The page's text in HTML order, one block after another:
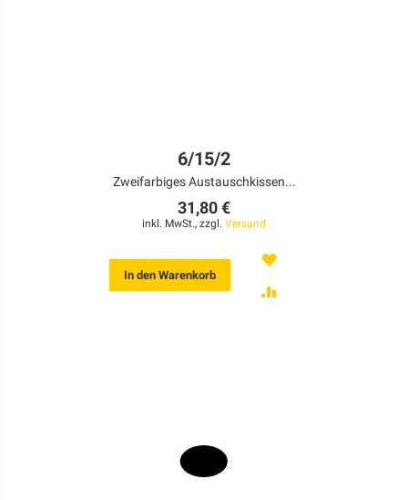
6/15/2
Zweifarbiges Austauschkissen...
31,80 €
inkl. MwSt., zzgl. Versand
In den Warenkorb
MERKEN